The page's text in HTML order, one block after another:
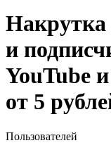
Накрутка
и
YouTube
от 5
Пользователей